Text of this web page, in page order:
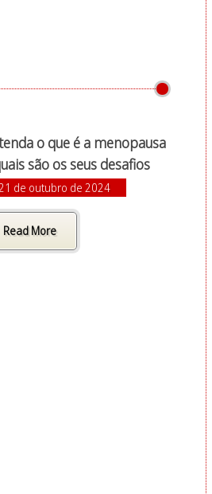
o que é a menopausa
são os seus desafios
de outubro de 2024
Read More